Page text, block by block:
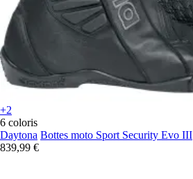
+2
6 coloris
Daytona Bottes moto Sport Security Evo III
839,99 €